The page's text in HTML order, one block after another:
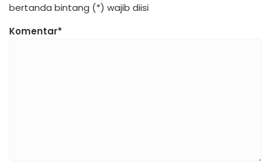
bertanda bintang (*) wajib diisi
Komentar*